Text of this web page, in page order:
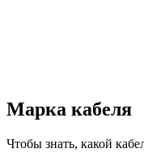
Марка кабеля
Чтобы знать, какой